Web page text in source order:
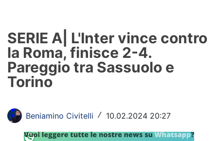
Formello
Infortuni
Primavera
Calciomercato
Lazio Women
SERIE A| L'Inter vince contro
la Roma, finisce 2-4.
Pareggio tra Sassuolo e
Torino
Beniamino Civitelli / 10.02.2024 20:27